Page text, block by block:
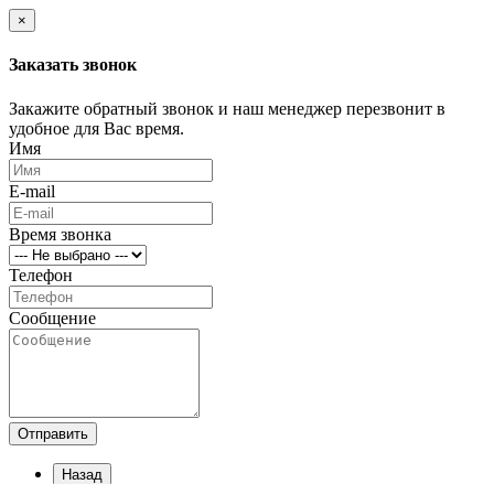
×
Заказать звонок
Закажите обратный звонок и наш менеджер перезвонит в
удобное для Вас время.
Имя
E-mail
Время звонка
Телефон
Сообщение
Отправить
Назад